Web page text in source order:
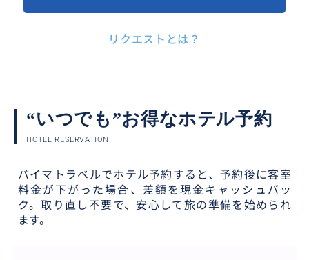
リクエストとは？
“いつでも”お得なホテル予約
HOTEL RESERVATION
バイマトラベルでホテル予約すると、予約後に客室
料金が下がった場合、差額を現金キャッシュバッ
ク。取り直し不要で、安心して旅の準備を始められ
ます。